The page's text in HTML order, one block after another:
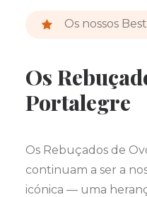
Os nossos
Os
Portalegre
Os Rebuçados de
continuam a ser a
icónica — uma